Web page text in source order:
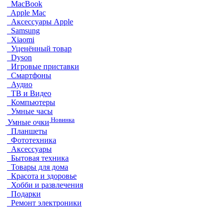
MacBook
Apple Mac
Аксессуары Apple
Samsung
Xiaomi
Уценённый товар
Dyson
Игровые приставки
Смартфоны
Аудио
ТВ и Видео
Компьютеры
Умные часы
Умные очки Новинка
Планшеты
Фототехника
Аксессуары
Бытовая техника
Товары для дома
Красота и здоровье
Хобби и развлечения
Подарки
Ремонт электроники